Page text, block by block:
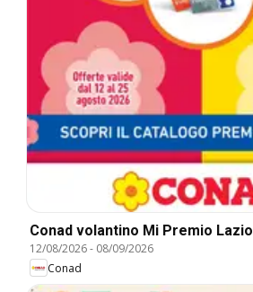
Conad volantino Mi Premio Lazio
12/08/2026- 08/09/2026
Conad